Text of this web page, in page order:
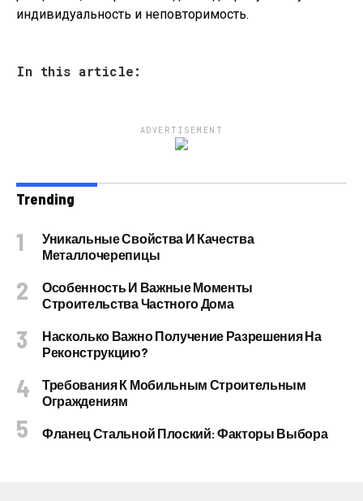
индивидуальность и неповторимость.
In this article:
ADVERTISEMENT
Trending
Уникальные Свойства И Качества
Металлочерепицы
Особенность И Важные Моменты
Строительства Частного Дома
Насколько Важно Получение Разрешения На
Реконструкцию?
Требования К Мобильным Строительным
Ограждениям
Фланец Стальной Плоский: Факторы Выбора